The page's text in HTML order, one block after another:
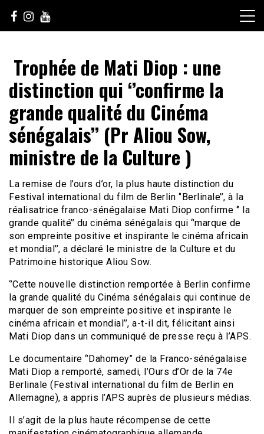
content
sunuculture
Trophée de Mati Diop : une
distinction qui ‘’confirme la
grande qualité du Cinéma
sénégalais’’ (Pr Aliou Sow,
ministre de la Culture )
La remise de l’ours d’or, la plus haute distinction du
Festival international du film de Berlin ‘’Berlinale’’, à la
réalisatrice franco-sénégalaise Mati Diop confirme ‘’ la
grande qualité’’ du cinéma sénégalais qui ‘’marque de
son empreinte positive et inspirante le cinéma africain
et mondial’’, a déclaré le ministre de la Culture et du
Patrimoine historique Aliou Sow.
‘’Cette nouvelle distinction remportée à Berlin confirme
la grande qualité du Cinéma sénégalais qui continue de
marquer de son empreinte positive et inspirante le
cinéma africain et mondial’’, a-t-il dit, félicitant ainsi
Mati Diop dans un communiqué de presse reçu à l’APS.
Le documentaire ‘’Dahomey’’ de la Franco-sénégalaise
Mati Diop a remporté, samedi, l’Ours d’Or de la 74e
Berlinale (Festival international du film de Berlin en
Allemagne), a appris l’APS auprès de plusieurs médias.
Il s’agit de la plus haute récompense de cette